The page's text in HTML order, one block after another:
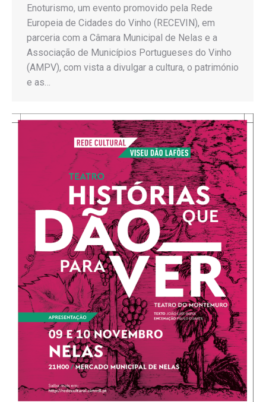
Enoturismo, um evento promovido pela Rede
Europeia de Cidades do Vinho (RECEVIN), em
parceria com a Câmara Municipal de Nelas e a
Associação de Municípios Portugueses do Vinho
(AMPV), com vista a divulgar a cultura, o património
e as…